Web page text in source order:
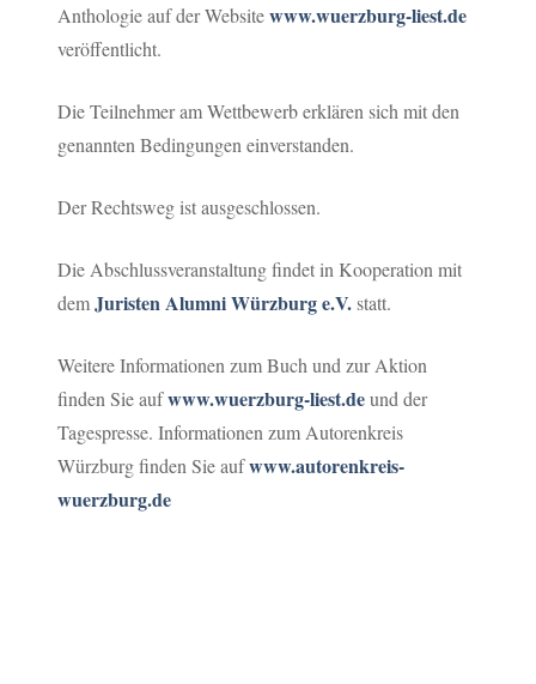
Anthologie auf der Websitewww.wuerzburg-liest.de
veröffentlicht.
Die Teilnehmer am Wettbewerb erklären sich mit den
genannten Bedingungen einverstanden.
Der Rechtsweg ist ausgeschlossen.
Die Abschlussveranstaltung findet in Kooperation mit
demJuristen Alumni Würzburg e.V.statt.
Weitere Informationen zum Buch und zur Aktion
finden Sie aufwww.wuerzburg-liest.deund der
Tagespresse. Informationen zum Autorenkreis
Würzburg finden Sie aufwww.autorenkreis-
wuerzburg.de